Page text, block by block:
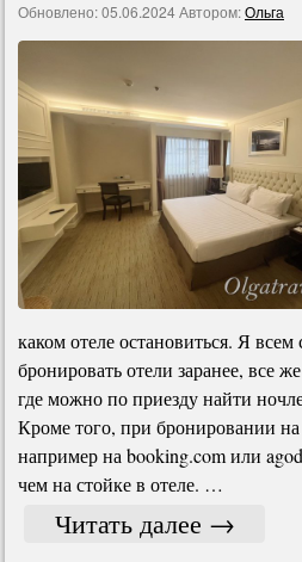
Обновлено:05.06.2024Автором:Ольга
каком отеле остановиться. Я
бронировать отели заранее, все
где можно по приезду найти
Кроме того, при бронировании
например на booking.com или
чем на стойке в отеле. …
Читать далее →